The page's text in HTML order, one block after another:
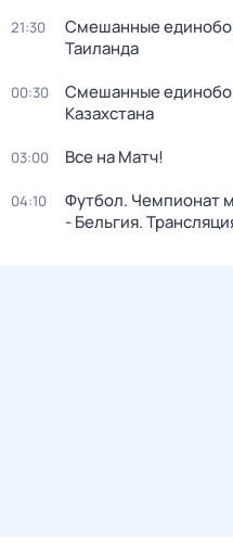
21:30
Смешанные
Таиланда
00:30
Смешанные
Казахстана
03:00 Все на Матч!
04:10
Футбол. Чемпионат
- Бельгия.